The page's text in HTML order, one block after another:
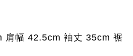
肩幅 42.5cm 袖丈 35cm 裾